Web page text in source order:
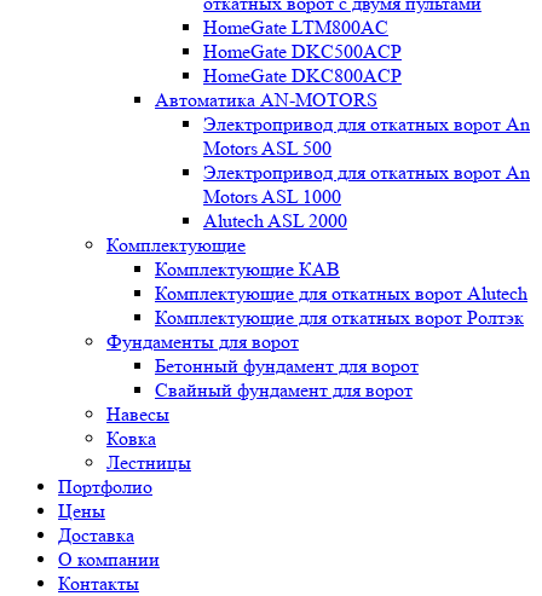
HomeGate LTM800AC
HomeGate DKC500ACP
HomeGate DKC800ACP
Автоматика AN-MOTORS
Электропривод для откатных ворот An
Motors ASL 500
Электропривод для откатных ворот An
Motors ASL 1000
Alutech ASL 2000
Комплектующие
Комплектующие КАВ
Комплектующие для откатных ворот Alutech
Комплектующие для откатных ворот Ролтэк
Фундаменты для ворот
Бетонный фундамент для ворот
Свайный фундамент для ворот
Навесы
Ковка
Лестницы
Портфолио
Цены
Доставка
О компании
Контакты